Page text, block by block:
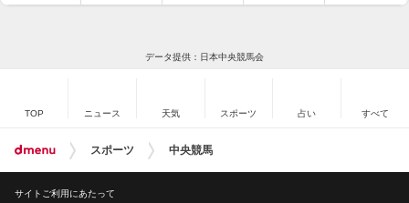
データ提供：日本中央競馬会
TOP ニュース 天気 スポーツ 占い すべて
スポーツ 中央競馬
サイトご利用にあたって